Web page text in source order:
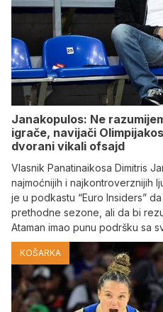
Janakopulos: Ne
igrače, navijači
dvorani vikali ofsajd
Vlasnik Panatinaikosa Dimitris
najmoćnijih i najkontroverznijih
je u podkastu “Euro Insiders”
prethodne sezone, ali da bi
Ataman imao punu podršku sa
KOŠARKA